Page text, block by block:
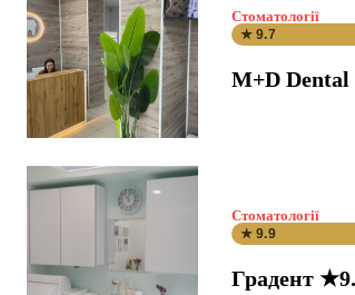
Стоматології
★ 9.7
M+D
Стоматології
★ 9.9
Градент